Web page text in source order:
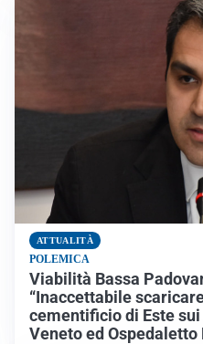
ATTUALITÀ
POLEMICA
Viabilità Bassa
“Inaccettabile
cementificio di Este
Veneto ed Ospedaletto